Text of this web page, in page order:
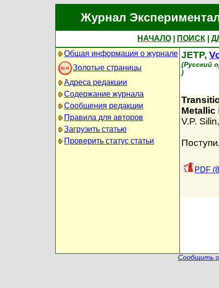
Журнал
НАЧАЛО ПОИСК
Общая информация о журнале
Золотые страницы
Адреса редакции
Содержание журнала
Сообщения редакции
Правила для авторов
Загрузить статью
Проверить статус статьи
JETP,
(Русский
)
Metallic
V.P. Silin
PDF
Сообщить о